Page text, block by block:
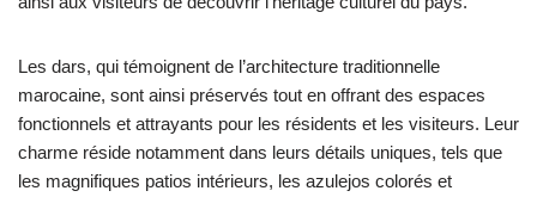
Les dars, qui témoignent de l’architecture traditionnelle
marocaine, sont ainsi préservés tout en offrant des espaces
fonctionnels et attrayants pour les résidents et les visiteurs. Leur
charme réside notamment dans leurs détails uniques, tels que
les magnifiques patios intérieurs, les azulejos colorés et